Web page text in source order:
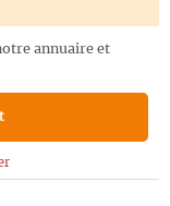
annuaire et